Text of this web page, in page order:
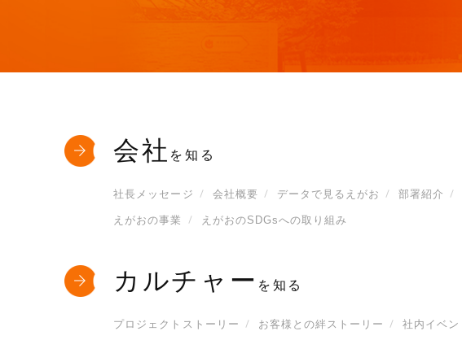
会社 を知る
社長メッセージ 会社概要 データで見るえがお 部署紹介
えがおの事業 えがおのSDGsへの取り組み
カルチャー を知る
プロジェクトストーリー お客様との絆ストーリー 社内イベン